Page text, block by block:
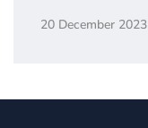
20 December 2023